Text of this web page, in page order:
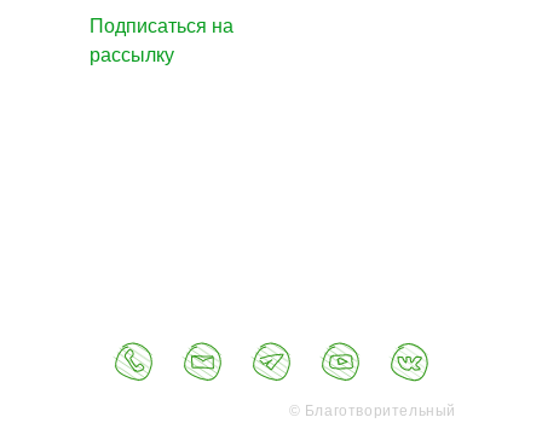
Подписаться на
рассылку
© Благотворительный